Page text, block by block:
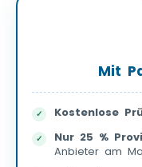
Mit
Kostenlose
Nur 25 %
Anbieter am